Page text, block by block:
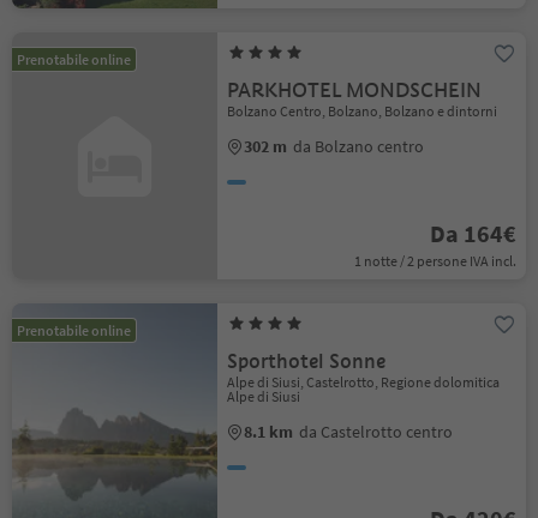
Prenotabile online
PARKHOTEL MONDSCHEIN
Bolzano Centro, Bolzano, Bolzano e dintorni
302 m da Bolzano centro
Da 164€
1 notte / 2 persone IVA incl.
Prenotabile online
Sporthotel Sonne
Alpe di Siusi, Castelrotto, Regione dolomitica
Alpe di Siusi
8.1 km da Castelrotto centro